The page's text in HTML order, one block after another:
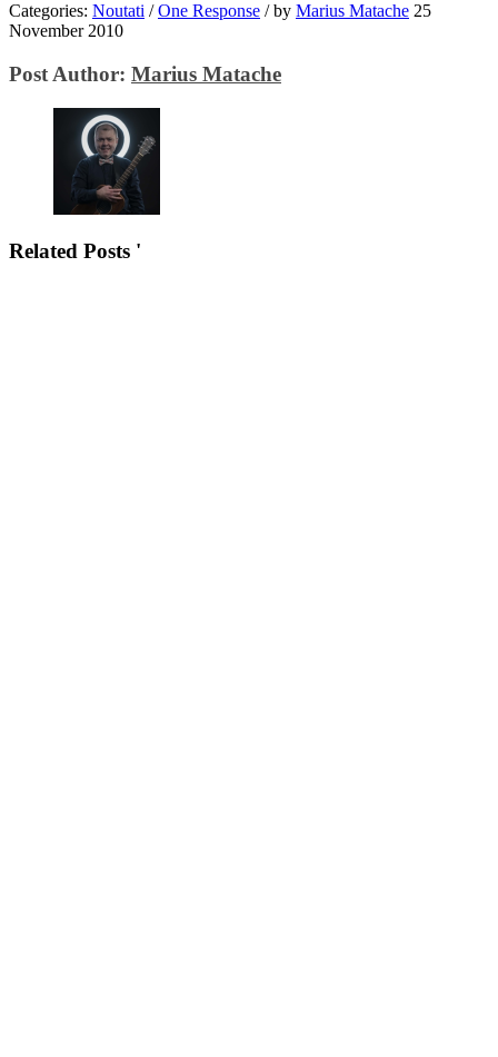
Categories: Noutati / One Response /by Marius Matache 25
November 2010
Post Author: Marius Matache
Related Posts '